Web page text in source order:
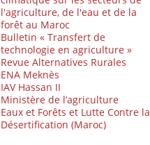
l'agriculture, de l'eau et de la
forêt au Maroc
Bulletin « Transfert de
technologie en agriculture »
Revue Alternatives Rurales
ENA Meknès
IAV Hassan II
Ministère de l’agriculture
Eaux et Forêts et Lutte Contre la
Désertification (Maroc)